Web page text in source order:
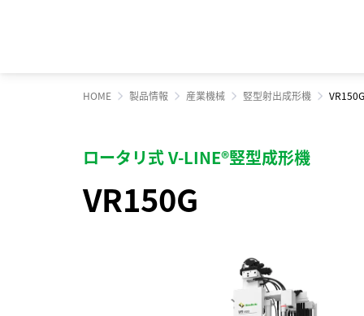
トップメッセージ
サステナビリティへの取り組み
マテリアリティ（重
経営方針
業績・財務情報
株式・株主情報
ソディックのPURPOSE、
MISSION、VISION、VALUE
メッセージ
会社概要・地図
生産拠点
HOME 製品情報 産業機械 竪型射出成形機 VR150G
ロータリ式 V-LINE®竪型成形機
VR150G